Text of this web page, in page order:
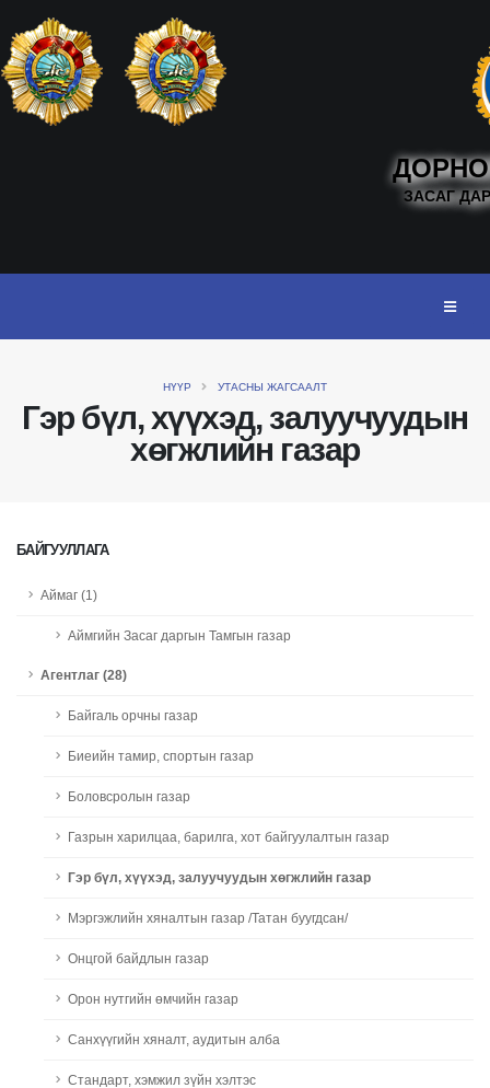
ЗАСАГ
Гэр бүл, хүүхэд, залуучуудын
хөгжлийн газар
НҮҮР УТАСНЫ ЖАГСААЛТ
БАЙГУУЛЛАГА
Аймаг (1)
Аймгийн Засаг даргын Тамгын газар
Агентлаг (28)
Байгаль орчны газар
Биеийн тамир, спортын газар
Боловсролын газар
Газрын харилцаа, барилга, хот байгуулалтын газар
Гэр бүл, хүүхэд, залуучуудын хөгжлийн газар
Мэргэжлийн хяналтын газар /Татан буугдсан/
Онцгой байдлын газар
Орон нутгийн өмчийн газар
Санхүүгийн хяналт, аудитын алба
Стандарт, хэмжил зүйн хэлтэс